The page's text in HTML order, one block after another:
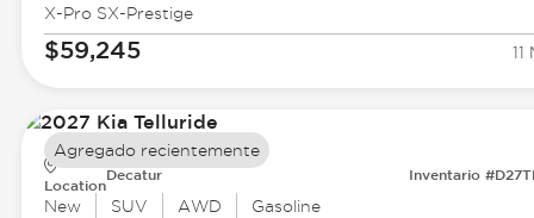
X-Pro SX-Prestige
$59,245 11
Location
Decatur Inventario
New SUV AWD Gasoline
Agregado recientemente